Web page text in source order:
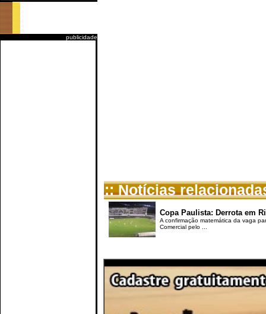
publicidade
:: Notícias
Copa Paulista: Derrota em
A confirmação matemática da vaga
Comercial pelo ...